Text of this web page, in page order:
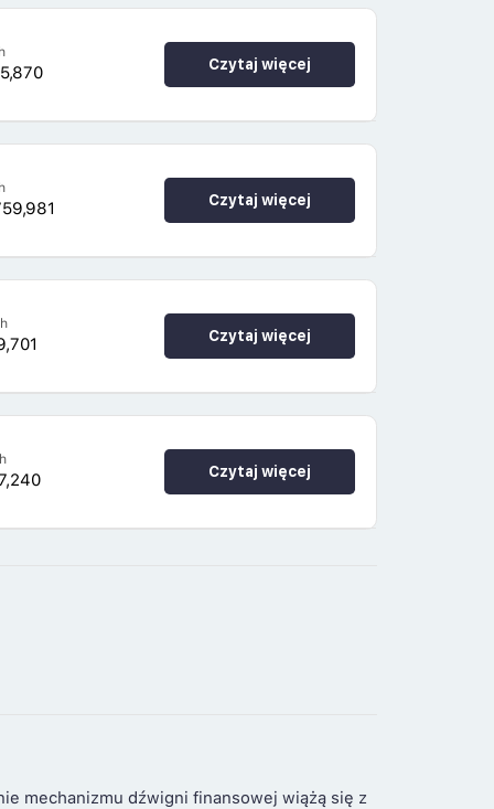
Czytaj więcej
Czytaj więcej
Czytaj więcej
Czytaj więcej
mechanizmu dźwigni finansowej wiążą się z